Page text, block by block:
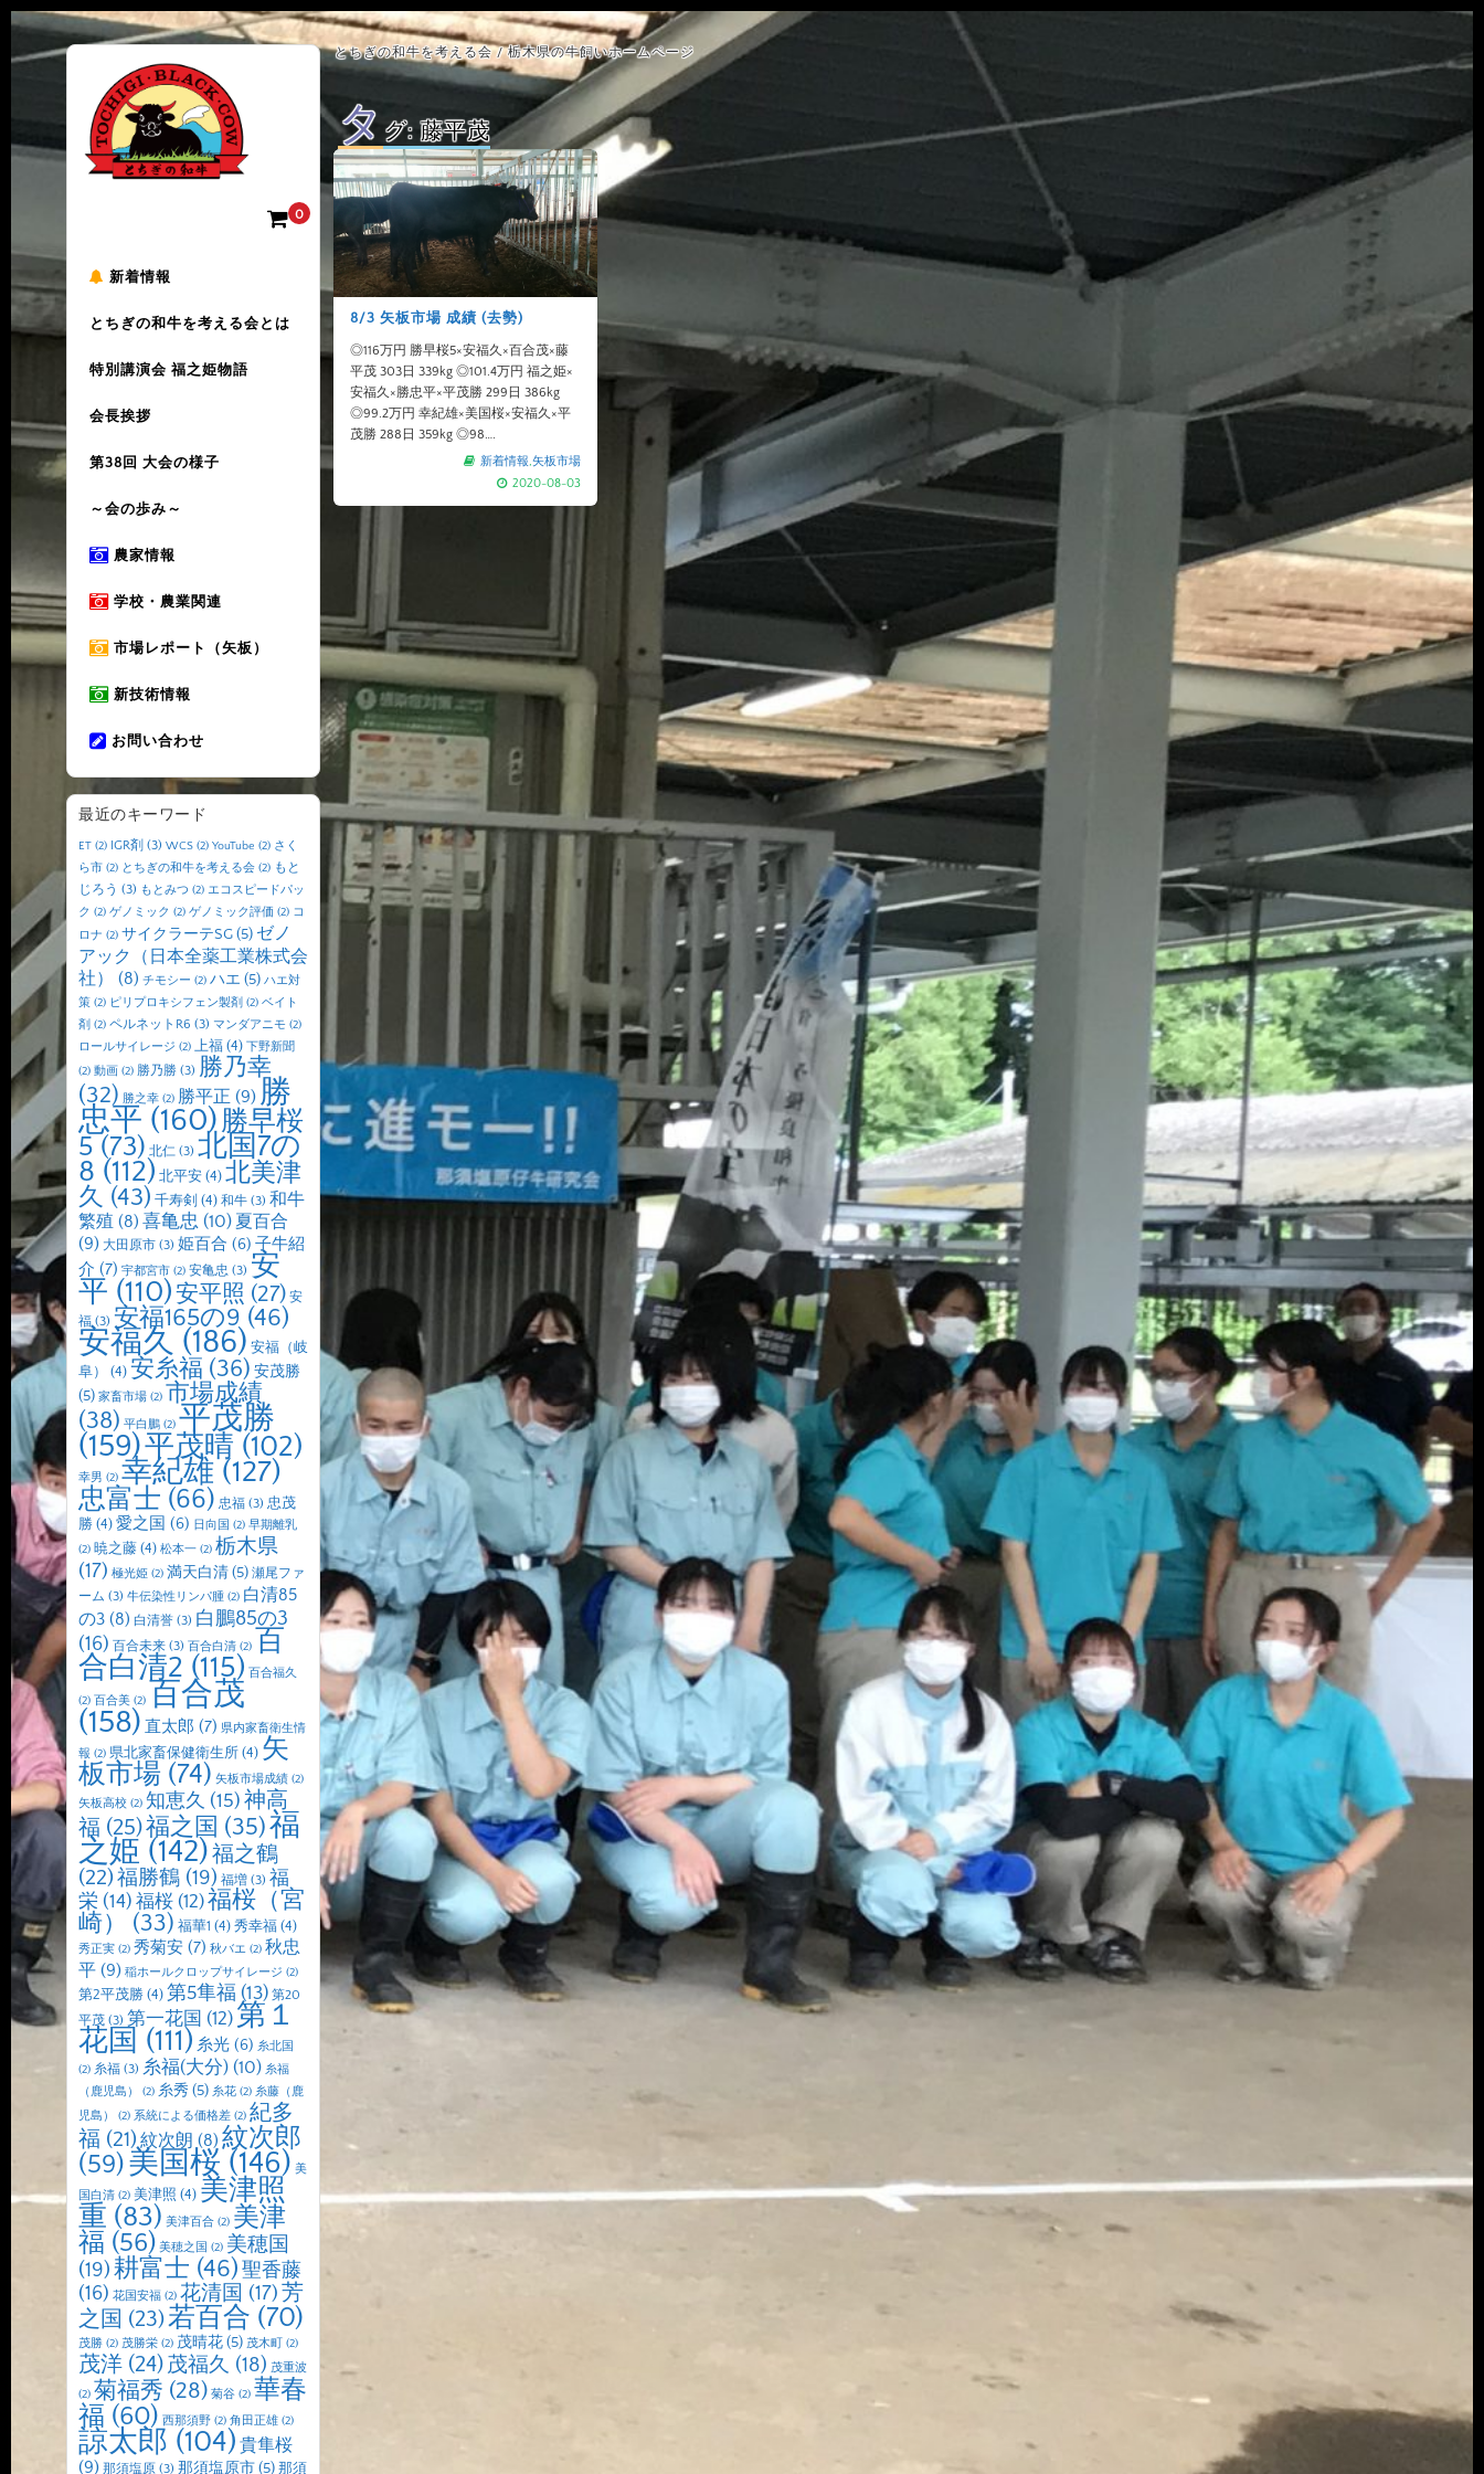
とちぎの和牛を考える会 / 栃木県の牛飼いホームページ
0
新着情報
とちぎの和牛を考える会とは
特別講演会 福之姫物語
会長挨拶
第38回 大会の様子
～会の歩み～
農家情報
学校・農業関連
市場レポート（矢板）
新技術情報
お問い合わせ
タ グ:藤平茂
8/3 矢板市場 成績 (去勢)
◎116万円 勝早桜5×安福久×百合茂×藤
平茂 303日 339kg ◎101.4万円 福之姫×
安福久×勝忠平×平茂勝 299日 386kg
◎99.2万円 幸紀雄×美国桜×安福久×平
茂勝 288日 359kg ◎98….
新着情報,矢板市場
2020-08-03
最近のキーワード
ET (2) IGR剤 (3) WCS (2) YouTube (2) さく
ら市 (2) とちぎの和牛を考える会 (2) もと
じろう (3) もとみつ (2) エコスピードパッ
ク (2) ゲノミック (2) ゲノミック評価 (2) コ
ロナ (2) サイクラーテSG(5) ゼノ
アック（日本全薬工業株式会
社）
(8) チモシー (2) ハエ (5) ハエ対
策 (2) ピリプロキシフェン製剤 (2) ベイト
剤 (2) ペルネットR6 (3) マンダアニモ (2)
ロールサイレージ (2) 上福 (4) 下野新聞
(2) 動画 (2) 勝乃勝 (3) 勝乃幸
(32) 勝之幸 (2) 勝平正 (9) 勝
忠平 (160)勝早桜
5 (73) 北仁 (3) 北国7の
8 (112) 北平安 (4) 北美津
久 (43) 千寿剣 (4) 和牛 (3) 和牛
繁殖 (8) 喜亀忠 (10) 夏百合
(9) 大田原市 (3) 姫百合 (6) 子牛紹
介 (7) 宇都宮市 (2) 安亀忠 (3) 安
平 (110)安平照 (27) 安
福(3) 安福165の9 (46)
安福久 (186) 安福（岐
阜）
(4) 安糸福 (36) 安茂勝
(5) 家畜市場 (2) 市場成績
(38) 平白鵬 (2) 平茂勝
(159)平茂晴 (102)
幸男 (2) 幸紀雄 (127)
忠富士 (66) 忠福 (3) 忠茂
勝 (4) 愛之国 (6) 日向国 (2) 早期離乳
(2) 暁之藤 (4) 松本一 (2) 栃木県
(17) 極光姫 (2) 満天白清(5) 瀬尾ファ
ーム (3) 牛伝染性リンパ腫 (2) 白清85
の3 (8) 白清誉 (3) 白鵬85の3
(16) 百合未来 (3) 百合白清 (2) 百
合白清2 (115) 百合福久
(2) 百合美 (2)
百合茂
(158) 直太郎 (7) 県内家畜衛生情
報 (2) 県北家畜保健衛生所 (4) 矢
板市場 (74) 矢板市場成績 (2)
矢板高校 (2) 知恵久 (15) 神高
福 (25)福之国 (35)福
之姫 (142)福之鶴
(22)福勝鶴 (19) 福増 (3) 福
栄 (14) 福桜 (12)福桜（宮
崎）
(33) 福華1 (4) 秀幸福 (4)
秀正実 (2) 秀菊安 (7) 秋バエ (2) 秋忠
平 (9) 稲ホールクロップサイレージ (2)
第2平茂勝 (4) 第5隼福 (13) 第20
平茂 (3) 第一花国 (12) 第１
花国 (111) 糸光 (6) 糸北国
(2) 糸福 (3) 糸福(大分) (10) 糸福
（鹿児島）
(2) 糸秀 (5) 糸花 (2) 糸藤（鹿
児島）
(2) 系統による価格差 (2) 紀多
福 (21) 紋次朗 (8) 紋次郎
(59)美国桜 (146) 美
国白清 (2) 美津照 (4) 美津照
重 (83) 美津百合 (2) 美津
福 (56) 美穂之国 (2) 美穂国
(19)耕富士 (46)聖香藤
(16) 花国安福 (2) 花清国 (17)芳
之国 (23)若百合 (70)
茂勝 (2) 茂勝栄 (2) 茂晴花(5) 茂木町 (2)
茂洋 (24)茂福久 (18) 茂重波
(2) 菊福秀 (28) 菊谷 (2) 華春
福 (60) 西那須野 (2) 角田正雄 (2)
諒太郎 (104) 貴隼桜
(9) 那須塩原 (3) 那須塩原市(5) 那須